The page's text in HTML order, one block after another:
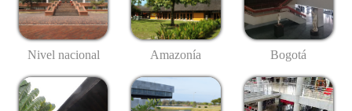
Nivel nacional Amazonía Bogotá